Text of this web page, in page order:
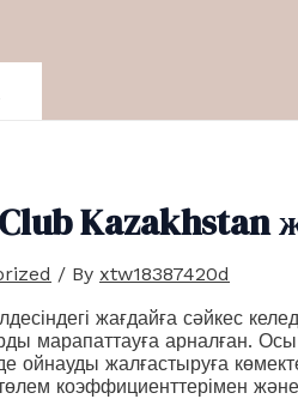
Kazakhstan
/ By xtw18387420d
жағдайға сәйкес
марапаттауға арналған. Осы
ойнауды жалғастыруға
коэффициенттерімен